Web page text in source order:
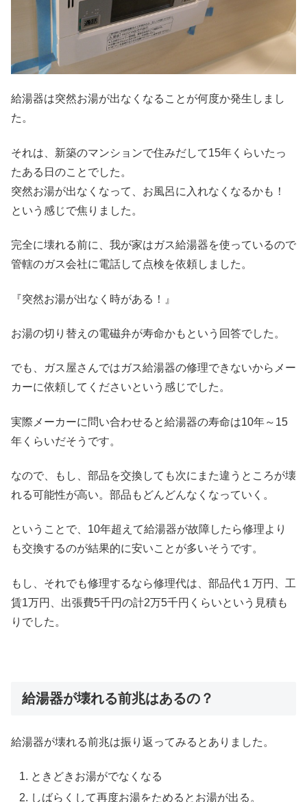
給湯器は突然お湯が出なくなることが何度か発生しまし
た。
それは、新築のマンションで住みだして15年くらいたっ
たある日のことでした。
突然お湯が出なくなって、お風呂に入れなくなるかも！
という感じで焦りました。
完全に壊れる前に、我が家はガス給湯器を使っているので
管轄のガス会社に電話して点検を依頼しました。
『突然お湯が出なく時がある！』
お湯の切り替えの電磁弁が寿命かもという回答でした。
でも、ガス屋さんではガス給湯器の修理できないからメー
カーに依頼してくださいという感じでした。
実際メーカーに問い合わせると給湯器の寿命は10年～15
年くらいだそうです。
なので、もし、部品を交換しても次にまた違うところが壊
れる可能性が高い。部品もどんどんなくなっていく。
ということで、10年超えて給湯器が故障したら修理より
も交換するのが結果的に安いことが多いそうです。
もし、それでも修理するなら修理代は、部品代１万円、工
賃1万円、出張費5千円の計2万5千円くらいという見積も
りでした。
給湯器が壊れる前兆はあるの？
給湯器が壊れる前兆は振り返ってみるとありました。
ときどきお湯がでなくなる
しばらくして再度お湯をためるとお湯が出る。